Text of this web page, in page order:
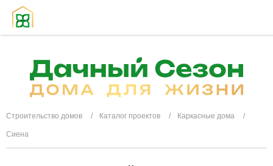
Строительство домов Каталог проектов Каркасные дома
Сиена